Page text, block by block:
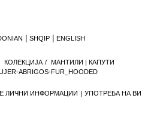
ЛИЧНИ ИНФОРМАЦИИ УПОТРЕБА НА ВИ
КОЛЕКЦИЈА / МАНТИЛИ | КАПУТИ
ABRIGOS-FUR_HOODED
SHQIP ENGLISH